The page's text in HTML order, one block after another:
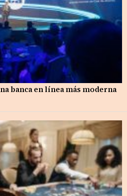
banca en línea más moderna